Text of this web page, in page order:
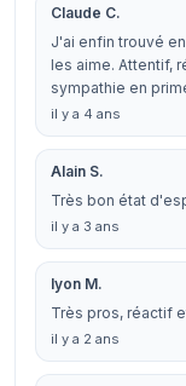
Claude C.
J'ai enfin trouvé
les aime. Attentif,
sympathie en
il y a 4 ans
Alain S.
Très bon état
il y a 3 ans
lyon M.
Très pros, réactif
il y a 2 ans